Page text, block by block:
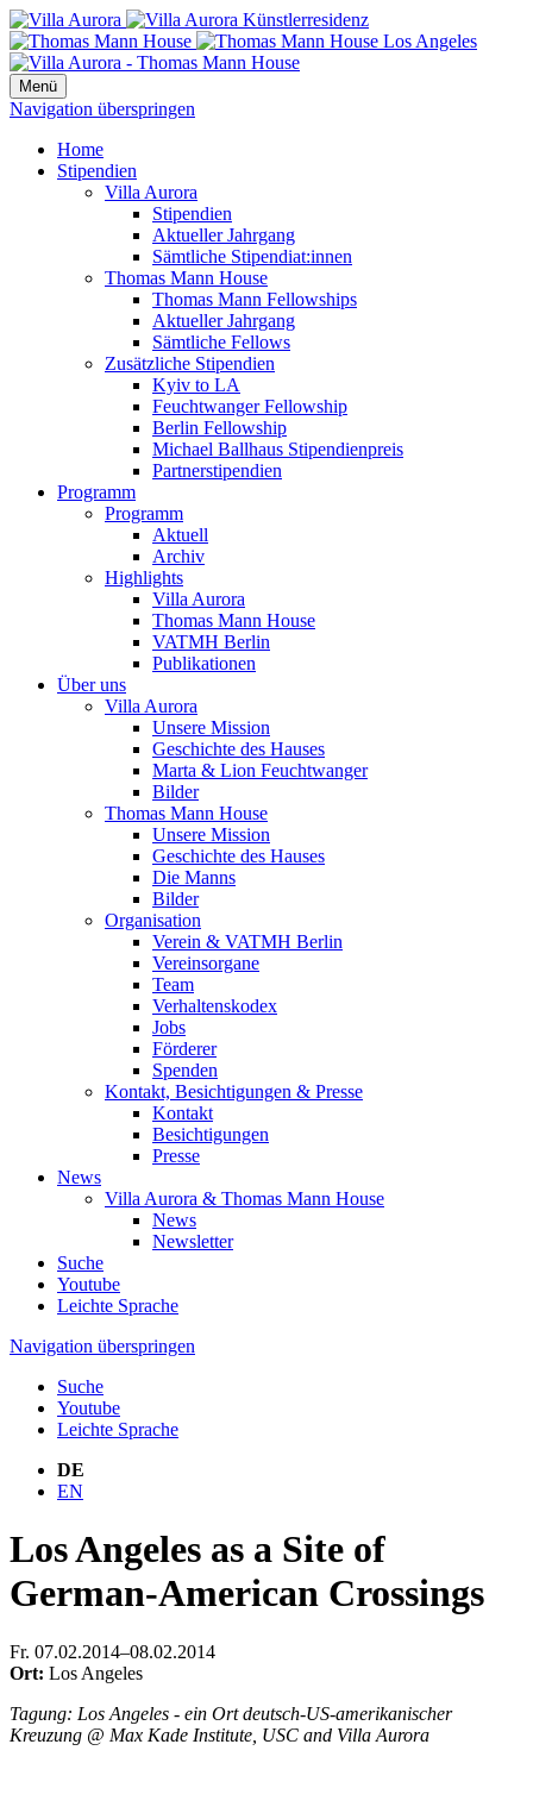
Menü
Navigation überspringen
Home
Stipendien
Villa Aurora
Stipendien
Aktueller Jahrgang
Sämtliche Stipendiat:innen
Thomas Mann House
Thomas Mann Fellowships
Aktueller Jahrgang
Sämtliche Fellows
Zusätzliche Stipendien
Kyiv to LA
Feuchtwanger Fellowship
Berlin Fellowship
Michael Ballhaus Stipendienpreis
Partnerstipendien
Programm
Programm
Aktuell
Archiv
Highlights
Villa Aurora
Thomas Mann House
VATMH Berlin
Publikationen
Über uns
Villa Aurora
Unsere Mission
Geschichte des Hauses
Marta & Lion Feuchtwanger
Bilder
Thomas Mann House
Unsere Mission
Geschichte des Hauses
Die Manns
Bilder
Organisation
Verein & VATMH Berlin
Vereinsorgane
Team
Verhaltenskodex
Jobs
Förderer
Spenden
Kontakt, Besichtigungen & Presse
Kontakt
Besichtigungen
Presse
News
Villa Aurora & Thomas Mann House
News
Newsletter
Suche
Youtube
Leichte Sprache
Navigation überspringen
Suche
Youtube
Leichte Sprache
DE
EN
Los Angeles as a Site of
German-American Crossings
Fr. 07.02.2014–08.02.2014
Ort: Los Angeles
Tagung: Los Angeles - ein Ort deutsch-US-amerikanischer
Kreuzung @ Max Kade Institute, USC and Villa Aurora